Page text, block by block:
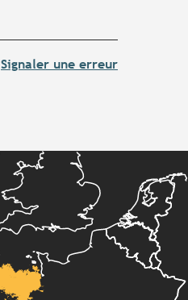
Signaler une erreur